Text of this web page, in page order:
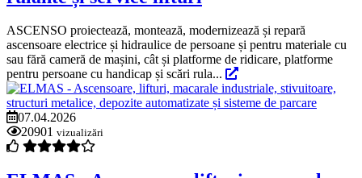
ASCENSO proiectează, montează, modernizează și repară
ascensoare electrice și hidraulice de persoane și pentru materiale cu
sau fără cameră de mașini, cât și platforme de ridicare, platforme
pentru persoane cu handicap și scări rula...
07.04.2026
20901 vizualizări